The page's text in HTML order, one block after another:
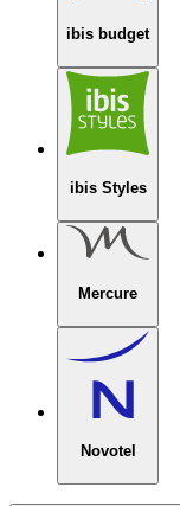
ibis budget
ibis Styles
Mercure
Novotel